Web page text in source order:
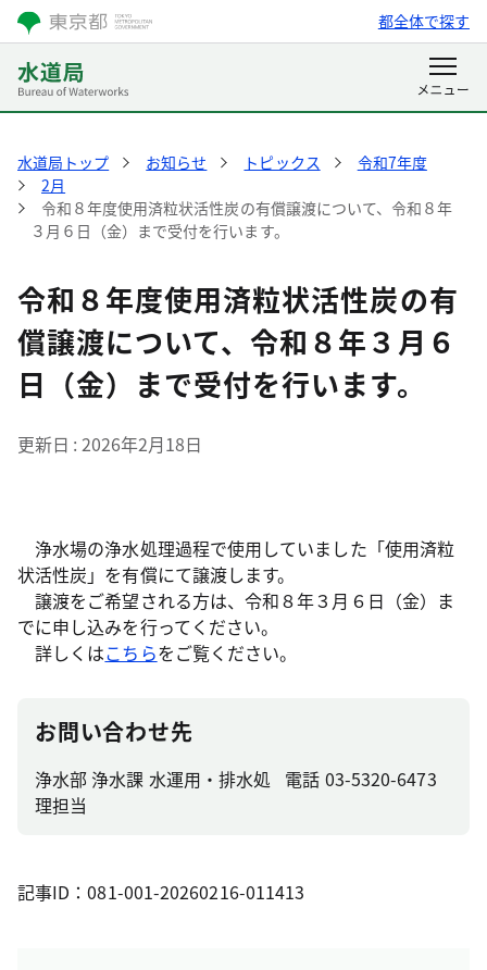
都全体で探す
水道局トップ お知らせ トピックス
令和7年度
2月
令和８年度使用済粒状活性炭の有償譲渡について、令和８年
３月６日（金）まで受付を行います。
令和８年度使用済粒状活性炭の有
償譲渡について、令和８年３月６
日（金）まで受付を行います。
更新日 2026年2月18日
浄水場の浄水処理過程で使用していました「使用済粒
状活性炭」を有償にて譲渡します。
譲渡をご希望される方は、令和８年３月６日（金）ま
でに申し込みを行ってください。
詳しくはこちらをご覧ください。
お問い合わせ先
浄水部 浄水課 水運用・排水処
理担当
電話 03-5320-6473
記事ID：081-001-20260216-011413